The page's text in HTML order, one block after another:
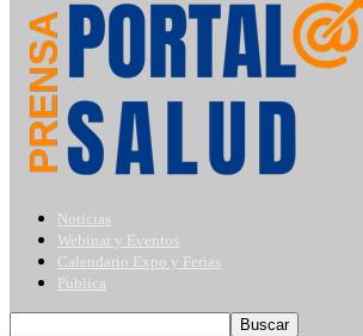
Noticias
Webinar y Eventos
Calendario Expo y Ferias
Publica